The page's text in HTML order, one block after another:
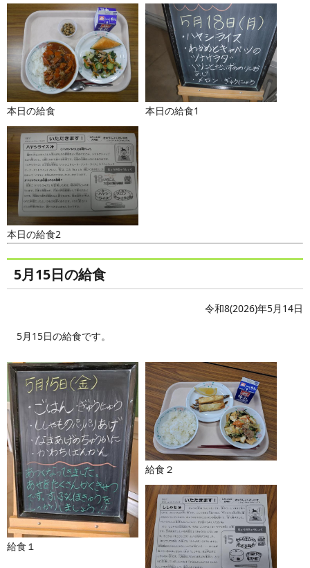
本日の給食 本日の給食1
本日の給食2
5月15日の給食
令和8(2026)年5月14日
5月15日の給食です。
給食１
給食２